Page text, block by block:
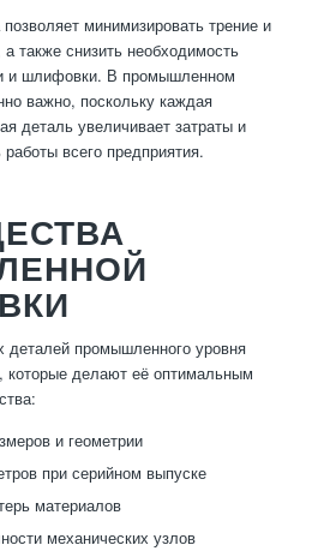
минимизировать трение и
также снизить необходимость
и шлифовки. В промышленном
важно, поскольку каждая
деталь увеличивает затраты и
всего предприятия.
деталей промышленного уровня
которые делают её оптимальным
и геометрии
при серийном выпуске
материалов
механических узлов